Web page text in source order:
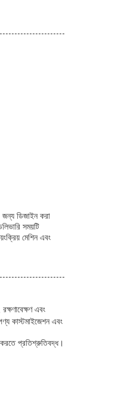
জন্য ডিজাইন করা
সময়টি
মেশিন এবং
এবং
কাস্টমাইজেশন এবং
করতে প্রতিশ্রুতিবদ্ধ।